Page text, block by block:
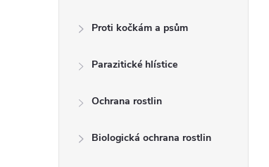
Proti kočkám a psům
Parazitické hlístice
Ochrana rostlin
Biologická ochrana rostlin